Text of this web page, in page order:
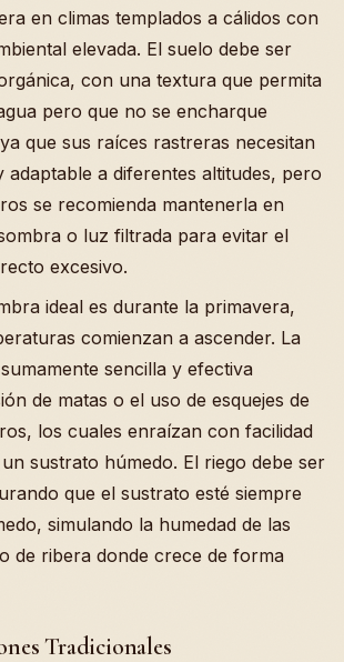
en climas templados a cálidos con
elevada. El suelo debe ser
con una textura que permita
pero que no se encharque
que sus raíces rastreras necesitan
adaptable a diferentes altitudes, pero
se recomienda mantenerla en
o luz filtrada para evitar el
excesivo.
ideal es durante la primavera,
comienzan a ascender. La
sencilla y efectiva
de matas o el uso de esquejes de
los cuales enraízan con facilidad
sustrato húmedo. El riego debe ser
que el sustrato esté siempre
simulando la humedad de las
de ribera donde crece de forma
Tradicionales